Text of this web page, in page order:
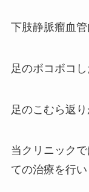
下肢静脈瘤血管
足のボコボコ
足のこむら返り
当クリニック
ての治療を行い